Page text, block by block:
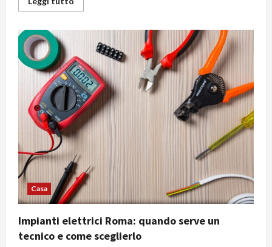
di
pulizia
ordine
prima
del
trasloco:
alcuni
spunti
validissimi
Casa
Impianti elettrici Roma: quando serve un
tecnico e come sceglierlo